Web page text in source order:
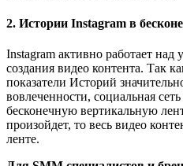
2. Истории Instagram в
Instagram активно работает над
создания видео контента. Так
показатели Историй
вовлеченности, социальная
бесконечную вертикальную
произойдет, то весь видео
ленте.